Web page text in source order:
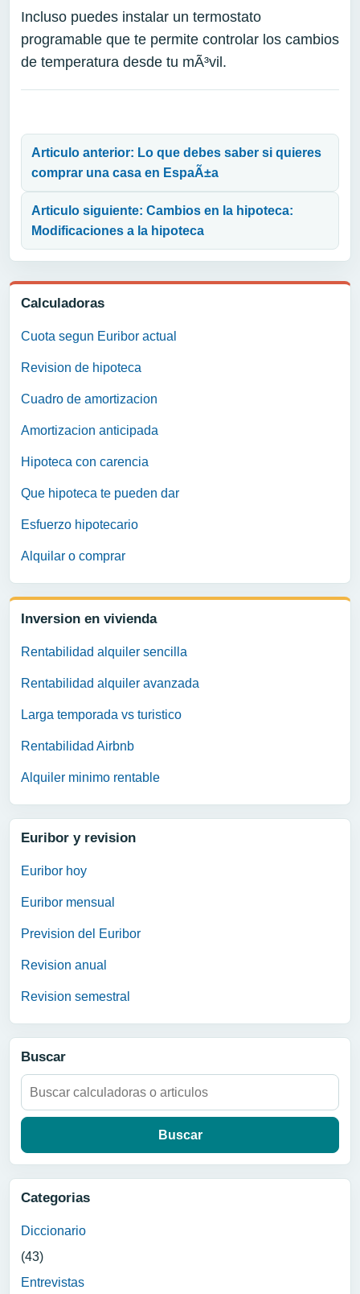
Calculadoras
Cuota segun Euribor actual
Revision de hipoteca
Cuadro de amortizacion
Amortizacion anticipada
Hipoteca con carencia
Que hipoteca te pueden dar
Esfuerzo hipotecario
Alquilar o comprar
Inversion en vivienda
Rentabilidad alquiler sencilla
Rentabilidad alquiler avanzada
Larga temporada vs turistico
Rentabilidad Airbnb
Alquiler minimo rentable
Euribor y revision
Euribor hoy
Euribor mensual
Prevision del Euribor
Revision anual
Revision semestral
Buscar
Buscar:
Categorias
Diccionario
(43)
Entrevistas
Incluso puedes instalar un termostato
programable que te permite controlar los cambios
de temperatura desde tu mÃ³vil.
Articulo anterior: Lo que debes saber si quieres
comprar una casa en EspaÃ±a
Articulo siguiente: Cambios en la hipoteca:
Modificaciones a la hipoteca